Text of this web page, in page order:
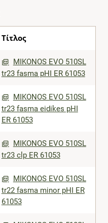
Τίτλος
MIKONOS EVO 510SL
tr23 fasma pHI ER 61053
MIKONOS EVO 510SL
tr23 fasma eidikes pHI
ER 61053
MIKONOS EVO 510SL
tr23 clp ER 61053
MIKONOS EVO 510SL
tr22 fasma minor pHI ER
61053